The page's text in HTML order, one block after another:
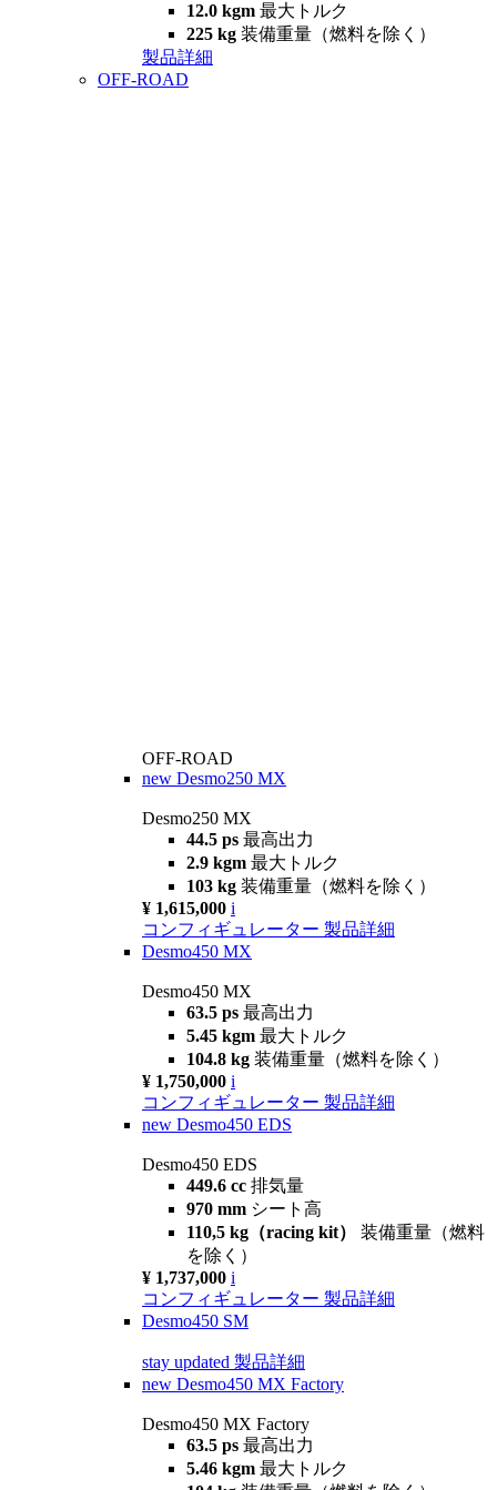
12.0 kgm 最大トルク
225 kg 装備重量（燃料を除く）
製品詳細
OFF-ROAD
OFF-ROAD
new Desmo250 MX
Desmo250 MX
44.5 ps 最高出力
2.9 kgm 最大トルク
103 kg 装備重量（燃料を除く）
¥ 1,615,000 i
コンフィギュレーター 製品詳細
Desmo450 MX
Desmo450 MX
63.5 ps 最高出力
5.45 kgm 最大トルク
104.8 kg 装備重量（燃料を除く）
¥ 1,750,000 i
コンフィギュレーター 製品詳細
new Desmo450 EDS
Desmo450 EDS
449.6 cc 排気量
970 mm シート高
110,5 kg（racing kit） 装備重量（燃料
を除く）
¥ 1,737,000 i
コンフィギュレーター 製品詳細
Desmo450 SM
stay updated 製品詳細
new Desmo450 MX Factory
Desmo450 MX Factory
63.5 ps 最高出力
5.46 kgm 最大トルク